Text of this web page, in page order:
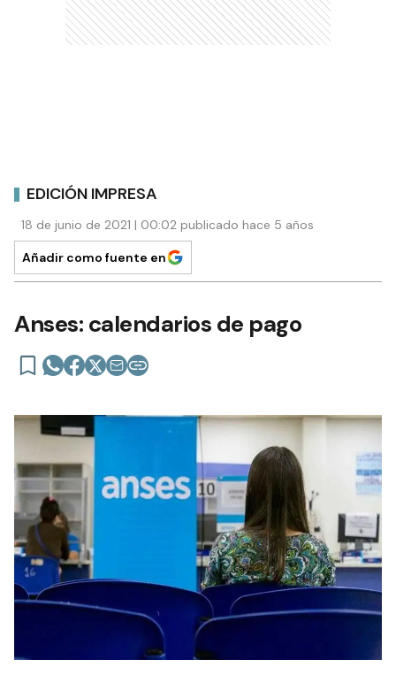
EDICIÓN IMPRESA
18 de junio de 2021 | 00:02 publicado hace 5 años
Añadir como fuente en
Anses: calendarios de pago